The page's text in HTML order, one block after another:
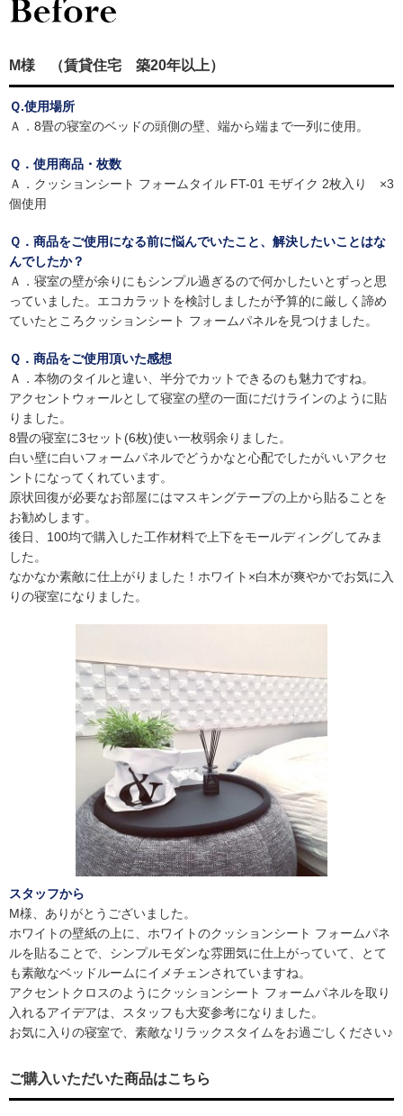
M様 （賃貸住宅 築20年以上）
Ｑ.使用場所
Ａ．8畳の寝室のベッドの頭側の壁、端から端まで一列に使用。
Ｑ．使用商品・枚数
Ａ．クッションシート フォームタイル FT-01 モザイク 2枚入り ×3
個使用
Ｑ．商品をご使用になる前に悩んでいたこと、解決したいことはな
んでしたか？
Ａ．寝室の壁が余りにもシンプル過ぎるので何かしたいとずっと思
っていました。エコカラットを検討しましたが予算的に厳しく諦め
ていたところクッションシート フォームパネルを見つけました。
Ｑ．商品をご使用頂いた感想
Ａ．本物のタイルと違い、半分でカットできるのも魅力ですね。
アクセントウォールとして寝室の壁の一面にだけラインのように貼
りました。
8畳の寝室に3セット(6枚)使い一枚弱余りました。
白い壁に白いフォームパネルでどうかなと心配でしたがいいアクセ
ントになってくれています。
原状回復が必要なお部屋にはマスキングテープの上から貼ることを
お勧めします。
後日、100均で購入した工作材料で上下をモールディングしてみま
した。
なかなか素敵に仕上がりました！ホワイト×白木が爽やかでお気に入
りの寝室になりました。
スタッフから
M様、ありがとうございました。
ホワイトの壁紙の上に、ホワイトのクッションシート フォームパネ
ルを貼ることで、シンプルモダンな雰囲気に仕上がっていて、とて
も素敵なベッドルームにイメチェンされていますね。
アクセントクロスのようにクッションシート フォームパネルを取り
入れるアイデアは、スタッフも大変参考になりました。
お気に入りの寝室で、素敵なリラックスタイムをお過ごしください♪
ご購入いただいた商品はこちら